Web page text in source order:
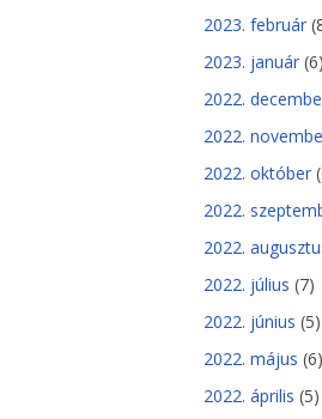
2023. február
2023. január (6)
2022.
2022.
2022. október
2022.
2022.
2022. július (7)
2022. június (5)
2022. május (6)
2022. április (5)